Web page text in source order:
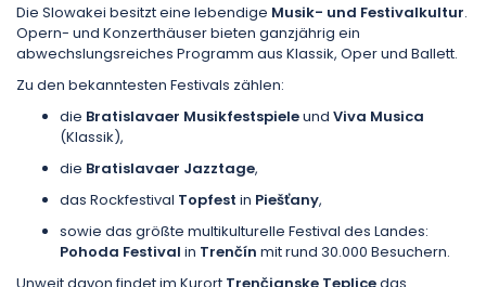
Die Slowakei besitzt eine lebendige Musik- und Festivalkultur.
Opern- und Konzerthäuser bieten ganzjährig ein
abwechslungsreiches Programm aus Klassik, Oper und Ballett.
Zu den bekanntesten Festivals zählen:
die Bratislavaer Musikfestspieleund Viva Musica
(Klassik),
die Bratislavaer Jazztage,
das Rockfestival Topfest in Piešťany,
sowie das größte multikulturelle Festival des Landes:
Pohoda Festival in Trenčín mit rund 30.000 Besuchern.
Unweit davon findet im Kurort Trenčianske Teplicedas